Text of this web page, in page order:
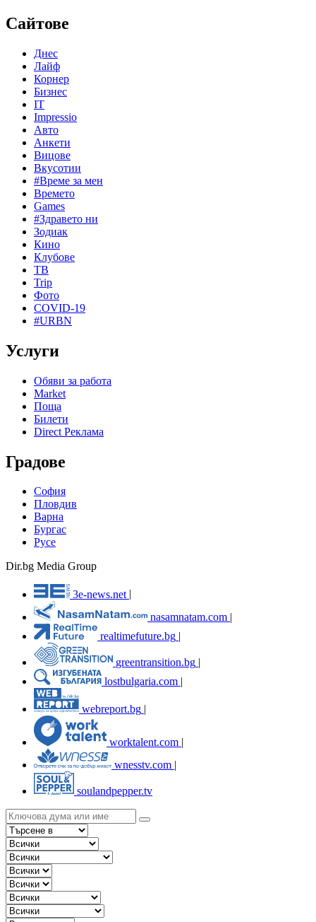
Сайтове
Днес
Лайф
Корнер
Бизнес
IT
Impressio
Авто
Анкети
Вицове
Вкусотии
#Време за мен
Времето
Games
#Здравето ни
Зодиак
Кино
Клубове
ТВ
Trip
Фото
COVID-19
#URBN
Услуги
Обяви за работа
Market
Поща
Билети
Direct Реклама
Градове
София
Пловдив
Варна
Бургас
Русе
Dir.bg Media Group
3e-news.net
nasamnatam.com |
realtimefuture.bg |
greentransition.bg |
lostbulgaria.com |
webreport.bg
worktalent.com |
wnesstv.com |
soulandpepper.tv